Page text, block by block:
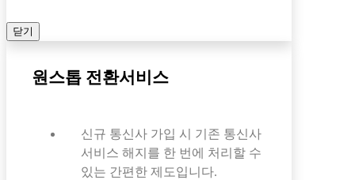
닫기
원스톱 전환서비스
신규 통신사 가입 시 기존 통신사
서비스 해지를 한 번에 처리할 수
있는 간편한 제도입니다.